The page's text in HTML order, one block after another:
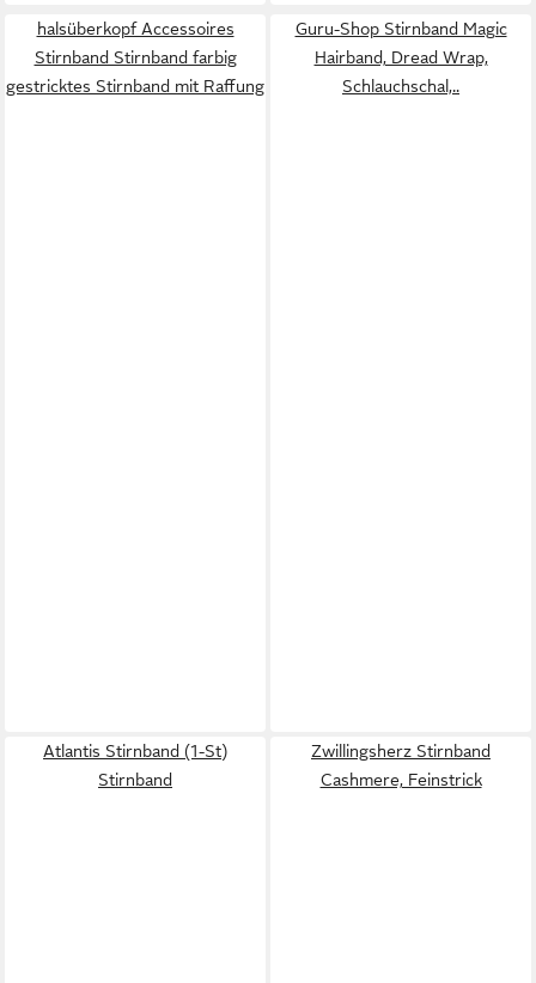
halsüberkopf Accessoires
Stirnband Stirnband farbig
gestricktes Stirnband mit Raffung
Guru-Shop Stirnband Magic
Hairband, Dread Wrap,
Schlauchschal,..
Atlantis Stirnband (1-St)
Stirnband
Zwillingsherz Stirnband
Cashmere, Feinstrick